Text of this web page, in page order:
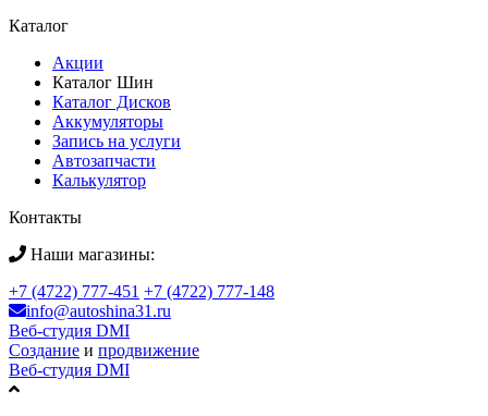
Каталог
Акции
Каталог Шин
Каталог Дисков
Аккумуляторы
Запись на услуги
Автозапчасти
Калькулятор
Контакты
Наши магазины:
+7 (4722) 777-451 +7 (4722) 777-148
info@autoshina31.ru
Веб-студия DMI
Создание и продвижение
Веб-студия DMI